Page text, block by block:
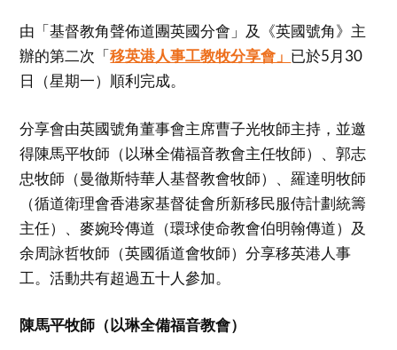
由「基督教角聲佈道團英國分會」及《英國號角》主
辦的第二次「移英港人事工教牧分享會」 已於5月30
日（星期一）順利完成。
分享會由英國號角董事會主席曹子光牧師主持，並邀
得陳馬平牧師（以琳全備福音教會主任牧師）、郭志
忠牧師（曼徹斯特華人基督教會牧師）、羅達明牧師
（循道衛理會香港家基督徒會所新移民服侍計劃統籌
主任）、麥婉玲傳道（環球使命教會伯明翰傳道）及
余周詠哲牧師（英國循道會牧師）分享移英港人事
工。活動共有超過五十人參加。
陳馬平牧師（以琳全備福音教會）